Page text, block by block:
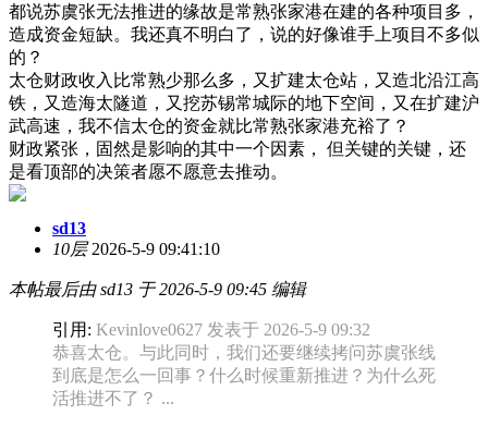
都说苏虞张无法推进的缘故是常熟张家港在建的各种项目多，
造成资金短缺。我还真不明白了，说的好像谁手上项目不多似
的？
太仓财政收入比常熟少那么多，又扩建太仓站，又造北沿江高
铁，又造海太隧道，又挖苏锡常城际的地下空间，又在扩建沪
武高速，我不信太仓的资金就比常熟张家港充裕了？
财政紧张，固然是影响的其中一个因素， 但关键的关键，还
是看顶部的决策者愿不愿意去推动。
sd13
10层2026-5-9 09:41:10
本帖最后由 sd13 于 2026-5-9 09:45 编辑
引用: Kevinlove0627 发表于 2026-5-9 09:32
恭喜太仓。与此同时，我们还要继续拷问苏虞张线
到底是怎么一回事？什么时候重新推进？为什么死
活推进不了？ ...